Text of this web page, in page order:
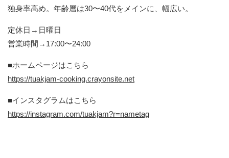
独身率高め。年齢層は30〜40代をメインに、幅広い。
定休日→日曜日
営業時間→17:00〜24:00
■ホームページはこちら
https://tuakjam-cooking.crayonsite.net
■インスタグラムはこちら
https://instagram.com/tuakjam?r=nametag